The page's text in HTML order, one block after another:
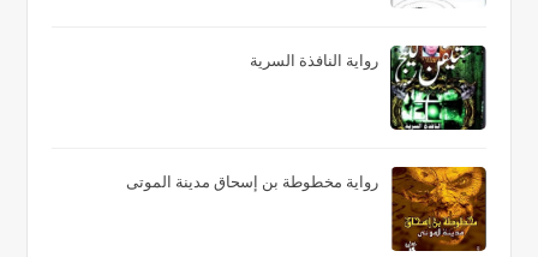
رواية النافذة السرية
رواية مخطوطة بن إسحاق مدينة الموتى